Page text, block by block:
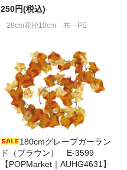
250円(税込)
28cm花径10cm 布・PE
180cmグレープガーラン
ド（ブラウン） E-3599
【POPMarket｜AUHG4631】